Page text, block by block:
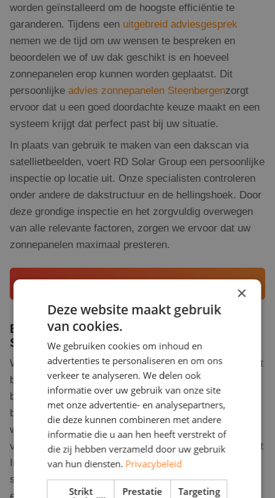
worden geïnstalleerd om de hoogste efficiëntie te
garanderen. Tijdens een uitgebreid adviesgesprek
nemen we de tijd om uw wensen te bespreken en
beoordelen we of uw dak geschikt is en hoeveel
zonnepanelen erop kunnen worden geplaatst. Dit
persoonlijke advies zonnepanelen Steenbergenzorgt
ervoor dat u een goed doordachte keuze maakt en een
systeem krijgt dat perfect past bij uw situatie.
In plaats van gebruik te maken van een dakscan via
satellietbeelden, voert RD Solar Group een persoonlijke
inspectie op locatie uit. Onze specialisten controleren
onder andere de dakstructuur en de hellingshoek. Door
deze grondige inspectie en het zorgvuldig overwegen
van alle relevante factoren, zorgen we ervoor dat uw
zonnepanelen maximaal presteren.
Adviesgesprek aanvragen
Erkende en betrouwbare installateurs in
Steenbergen
Wanneer u beslist te investeren in zonnepanelen, is het
belangrijk om samen te werken met een erkende en
betrouwbare installateur. RD Solar Group biedt die
betrouwbaarheid. Onze gecertificeerde professionals
werken niet alleen volgens de nieuwste technieken en
veiligheidsvoorschriften, maar beschikken ook over het
InstallQ certificaat. Dit betekent dat wij voldoen aan
strikte eisen en werken volgens de hoogste kwaliteits-
en veiligheidsnormen in de markt.
×
Deze website maakt gebruik
van cookies.
We gebruiken cookies om inhoud en
advertenties te personaliseren en om ons
verkeer te analyseren. We delen ook
informatie over uw gebruik van onze site
met onze advertentie- en analysepartners,
die deze kunnen combineren met andere
informatie die u aan hen heeft verstrekt of
die zij hebben verzameld door uw gebruik
van hun diensten. Privacybeleid
Strikt
Prestatie Targeting